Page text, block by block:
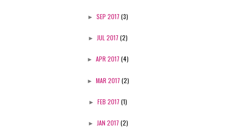
► SEP 2017 (3)
► JUL 2017 (2)
► APR 2017 (4)
► MAR 2017 (2)
► FEB 2017 (1)
► JAN 2017 (2)